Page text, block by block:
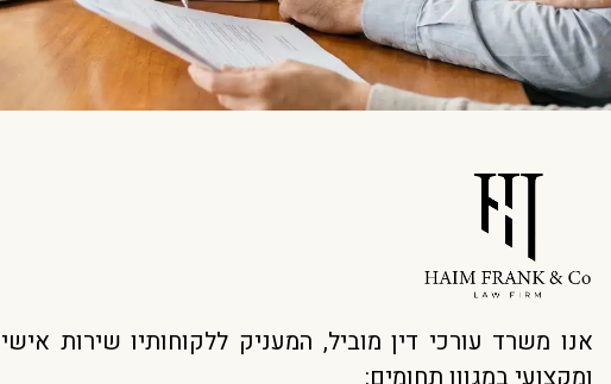
אנו משרד עורכי דין מוביל, המעניק ללקוחותיו שירות אישי